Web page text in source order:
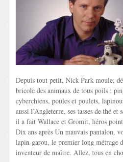
Depuis tout petit, Nick Park moule,
bricole des animaux de tous poils :
cyberchiens, poules et poulets,
aussi l’Angleterre, ses tasses de thé et
il a fait Wallace et Gromit, héros
Dix ans après Un mauvais pantalon,
lapin-garou, le premier long métrage
inventeur de maître. Allez, tous en